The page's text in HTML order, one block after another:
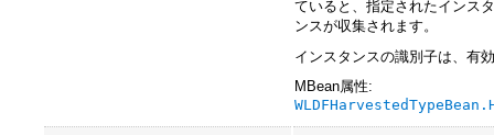
ていると、指定されたインス
ンスが収集されます。
インスタンスの識別子は、有
MBean属性: